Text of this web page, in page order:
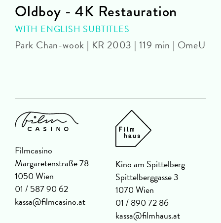
Oldboy - 4K Restauration
WITH ENGLISH SUBTITLES
Park Chan-wook | KR 2003 | 119 min | OmeU
Filmcasino
Margaretenstraße 78
1050 Wien
01 / 587 90 62
kassa@filmcasino.at
Kino am Spittelberg
Spittelberggasse 3
1070 Wien
01 / 890 72 86
kassa@filmhaus.at